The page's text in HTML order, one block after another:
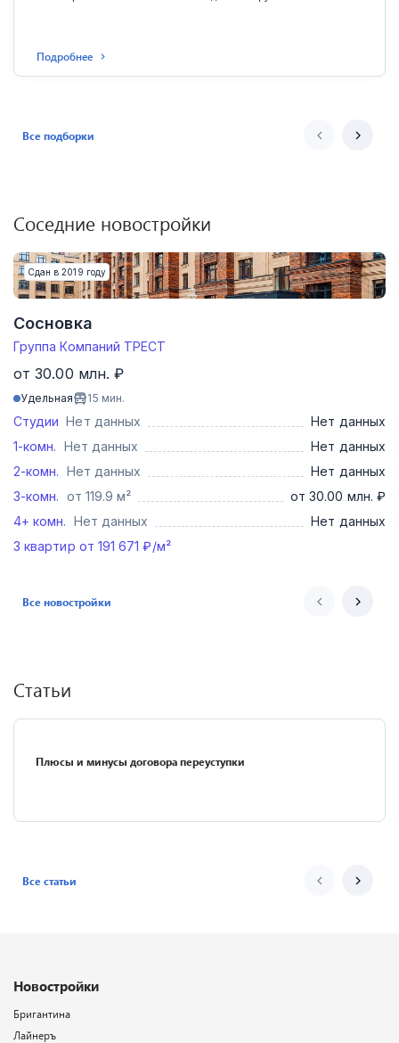
Подробнее
Все подборки
Соседние новостройки
Сдан в 2019 году
Сосновка
Группа Компаний ТРЕСТ
от 30.00 млн. ₽
Удельная 15 мин.
Студии Нет данных
Нет данных
1-комн. Нет данных
Нет данных
2-комн. Нет данных
Нет данных
3-комн. от 119.9 м²
от 30.00 млн. ₽
4+ комн. Нет данных
Нет данных
3 квартир от 191 671 ₽/м²
Все новостройки
Статьи
Плюсы и минусы договора переуступки
Все статьи
Новостройки
Бригантина
Лайнеръ